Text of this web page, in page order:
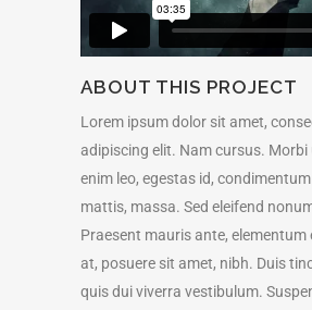
ABOUT THIS PROJECT
Lorem ipsum dolor sit amet,
adipiscing elit. Nam cursus.
enim leo, egestas id,
mattis, massa. Sed eleifend
Praesent mauris ante, elementum
at, posuere sit amet, nibh. Duis
quis dui viverra vestibulum.